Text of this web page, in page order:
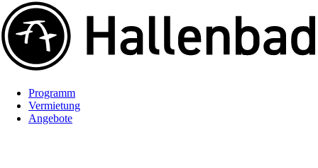
Programm
Vermietung
Angebote